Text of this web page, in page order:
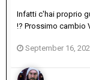
Infatti c'hai proprio
!? Prossimo cambio
September 16,